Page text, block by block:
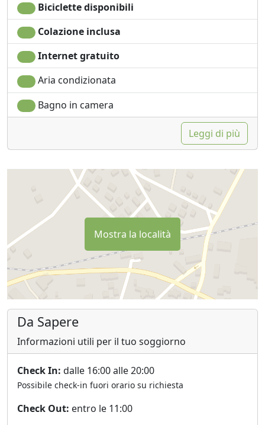
Biciclette disponibili
Colazione inclusa
Internet gratuito
Aria condizionata
Bagno in camera
Leggi di più
Mostra la località
Da Sapere
Informazioni utili per il tuo soggiorno
Check In: dalle 16:00 alle 20:00
Possibile check-in fuori orario su richiesta
Check Out: entro le 11:00